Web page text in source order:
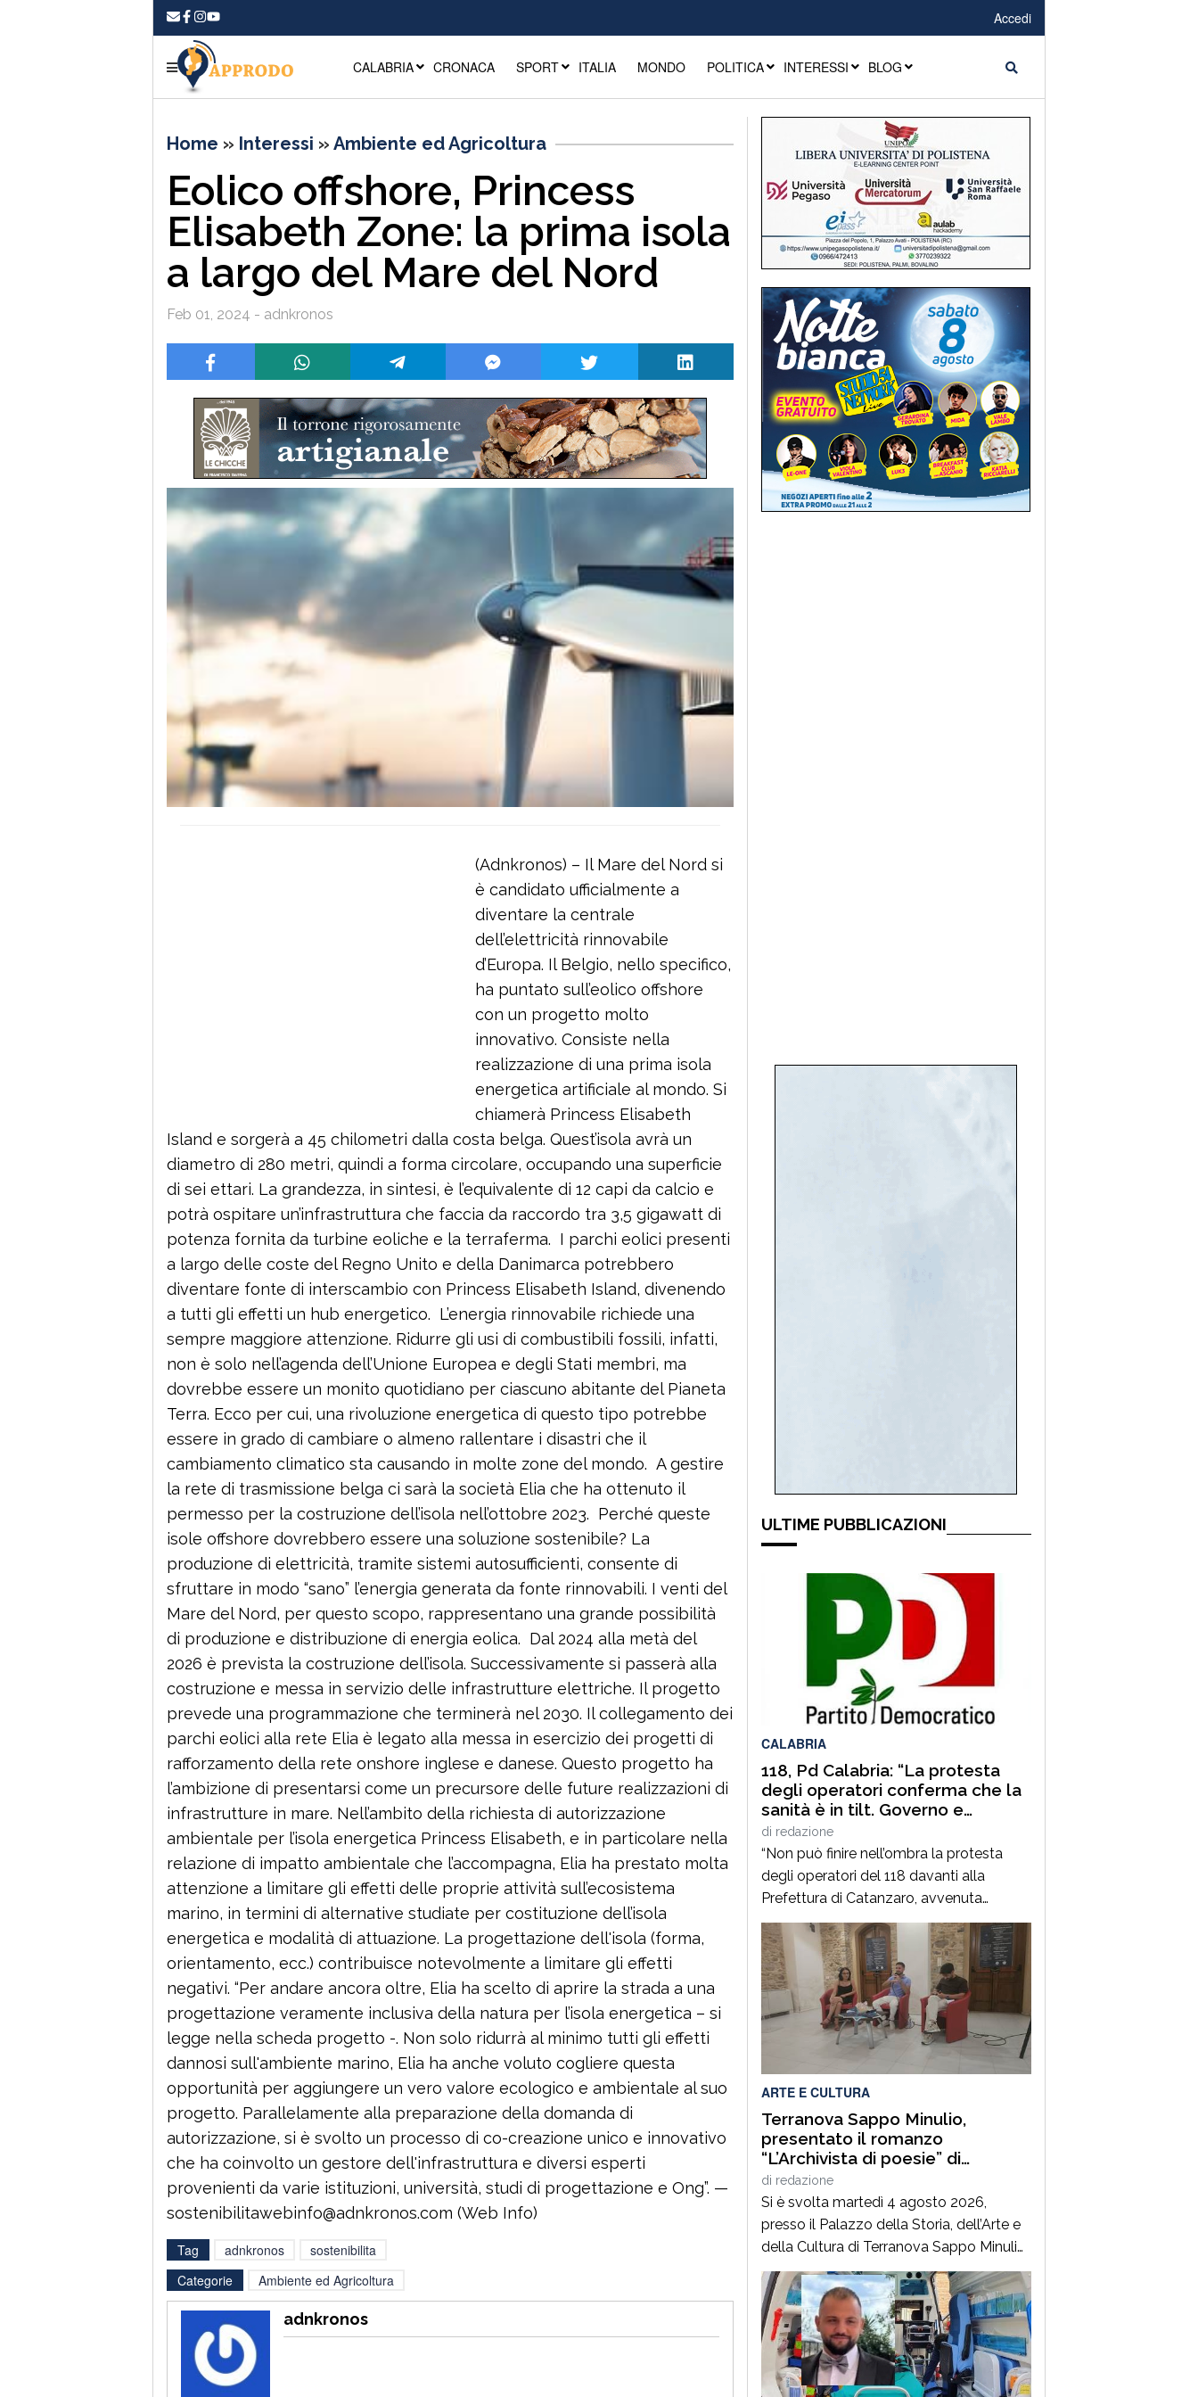
Accedi
CALABRIA CRONACA SPORT ITALIA MONDO POLITICA INTERESSI BLOG
Home » Interessi » Ambiente ed Agricoltura
Eolico offshore, Princess
Elisabeth Zone: la prima isola
a largo del Mare del Nord
Feb 01, 2024 - adnkronos
(Adnkronos) – Il Mare del Nord si
è candidato ufficialmente a
diventare la centrale
dell’elettricità rinnovabile
d’Europa. Il Belgio, nello specifico,
ha puntato sull’eolico offshore
con un progetto molto
innovativo. Consiste nella
realizzazione di una prima isola
energetica artificiale al mondo. Si
chiamerà Princess Elisabeth
Island e sorgerà a 45 chilometri dalla costa belga. Quest’isola avrà un
diametro di 280 metri, quindi a forma circolare, occupando una superficie
di sei ettari. La grandezza, in sintesi, è l’equivalente di 12 capi da calcio e
potrà ospitare un’infrastruttura che faccia da raccordo tra 3,5 gigawatt di
potenza fornita da turbine eoliche e la terraferma. I parchi eolici presenti
a largo delle coste del Regno Unito e della Danimarca potrebbero
diventare fonte di interscambio con Princess Elisabeth Island, divenendo
a tutti gli effetti un hub energetico. L’energia rinnovabile richiede una
sempre maggiore attenzione. Ridurre gli usi di combustibili fossili, infatti,
non è solo nell’agenda dell’Unione Europea e degli Stati membri, ma
dovrebbe essere un monito quotidiano per ciascuno abitante del Pianeta
Terra. Ecco per cui, una rivoluzione energetica di questo tipo potrebbe
essere in grado di cambiare o almeno rallentare i disastri che il
cambiamento climatico sta causando in molte zone del mondo. A gestire
la rete di trasmissione belga ci sarà la società Elia che ha ottenuto il
permesso per la costruzione dell’isola nell’ottobre 2023 . Perché queste
isole offshore dovrebbero essere una soluzione sostenibile? La
produzione di elettricità, tramite sistemi autosufficienti, consente di
sfruttare in modo “sano” l’energia generata da fonte rinnovabili. I venti del
Mare del Nord, per questo scopo, rappresentano una grande possibilità
di produzione e distribuzione di energia eolica. Dal 2024 alla metà del
2026 è prevista la costruzione dell’isola. Successivamente si passerà alla
costruzione e messa in servizio delle infrastrutture elettriche. Il progetto
prevede una programmazione che terminerà nel 2030. Il collegamento dei
parchi eolici alla rete Elia è legato alla messa in esercizio dei progetti di
rafforzamento della rete onshore inglese e danese. Questo progetto ha
l’ambizione di presentarsi come un precursore delle future realizzazioni di
infrastrutture in mare. Nell’ambito della richiesta di autorizzazione
ambientale per l’isola energetica Princess Elisabeth, e in particolare nella
relazione di impatto ambientale che l’accompagna, Elia ha prestato molta
attenzione a limitare gli effetti delle proprie attività sull’ecosistema
marino, in termini di alternative studiate per costituzione dell’isola
energetica e modalità di attuazione. La progettazione dell'isola (forma,
orientamento, ecc.) contribuisce notevolmente a limitare gli effetti
negativi. “Per andare ancora oltre, Elia ha scelto di aprire la strada a una
progettazione veramente inclusiva della natura per l’isola energetica – si
legge nella scheda progetto -. Non solo ridurrà al minimo tutti gli effetti
dannosi sull'ambiente marino, Elia ha anche voluto cogliere questa
opportunità per aggiungere un vero valore ecologico e ambientale al suo
progetto. Parallelamente alla preparazione della domanda di
autorizzazione, si è svolto un processo di co-creazione unico e innovativo
che ha coinvolto un gestore dell'infrastruttura e diversi esperti
provenienti da varie istituzioni, università, studi di progettazione e Ong”. —
sostenibilitawebinfo@adnkronos.com (Web Info)
Tag adnkronos
sostenibilita
Categorie
Ambiente ed Agricoltura
adnkronos
ULTIME PUBBLICAZIONI
CALABRIA
118, Pd Calabria: “La protesta
degli operatori conferma che la
sanità è in tilt. Governo e
Regione affrontino subito le
criticità”
di redazione
“Non può finire nell’ombra la protesta
degli operatori del 118 davanti alla
Prefettura di Catanzaro, avvenuta
proprio in concomitanza con
l’approvazione, da parte del Consiglio dei
ministri, del nuovo Programma operativo
della sanità calabrese per il triennio
2026-2028. È l’ennesima denuncia del
personale della sanità, che attesta una
crisi gravissima del settore, purtroppo
negata dai […]
ARTE E CULTURA
Terranova Sappo Minulio,
presentato il romanzo
“L’Archivista di poesie” di
Carmelo Maria Gazzana
di redazione
Si è svolta martedì 4 agosto 2026,
presso il Palazzo della Storia, dell’Arte e
della Cultura di Terranova Sappo Minulio,
la presentazione ufficiale de “L’Archivista
di poesie”, secondo romanzo del giovane
scrittore Carmelo Maria Gazzana.La
serata ha rappresentato un importante
momento d’incontro tra letteratura, arte
e territorio, offrendo al pubblico